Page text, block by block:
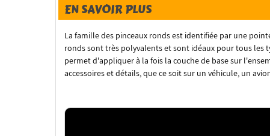
EN SAVOIR PLUS
La famille des pinceaux ronds est identifiée par une
ronds sont très polyvalents et sont idéaux pour tous les
permet d'appliquer à la fois la couche de base sur
accessoires et détails, que ce soit sur un véhicule, un